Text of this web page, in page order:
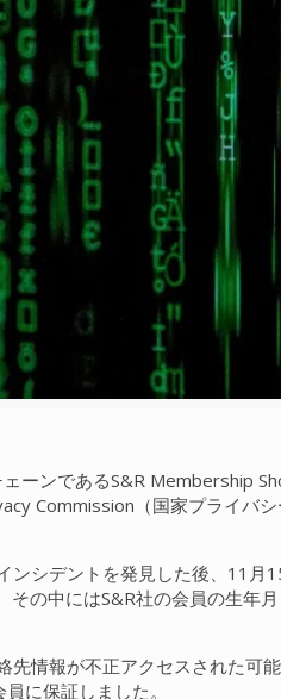
ーンであるS&R Membership
Commission（国家プライバ
シデントを発見した後、11月
の中にはS&R社の会員の生年
情報が不正アクセスされた
に保証しました。